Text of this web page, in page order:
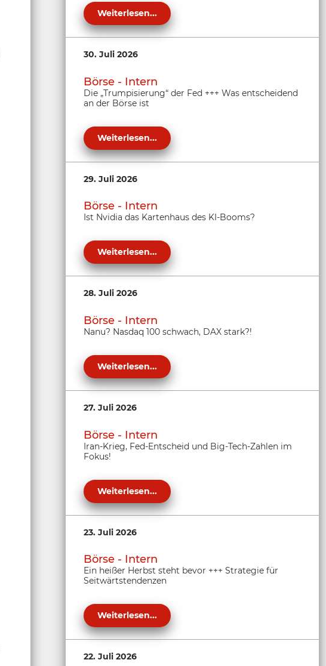
Weiterlesen...
30. Juli 2026
Börse - Intern
Die „Trumpisierung“ der Fed +++ Was entscheidend
an der Börse ist
Weiterlesen...
29. Juli 2026
Börse - Intern
Ist Nvidia das Kartenhaus des KI-Booms?
Weiterlesen...
28. Juli 2026
Börse - Intern
Nanu? Nasdaq 100 schwach, DAX stark?!
Weiterlesen...
27. Juli 2026
Börse - Intern
Iran-Krieg, Fed-Entscheid und Big-Tech-Zahlen im
Fokus!
Weiterlesen...
23. Juli 2026
Börse - Intern
Ein heißer Herbst steht bevor +++ Strategie für
Seitwärtstendenzen
Weiterlesen...
22. Juli 2026